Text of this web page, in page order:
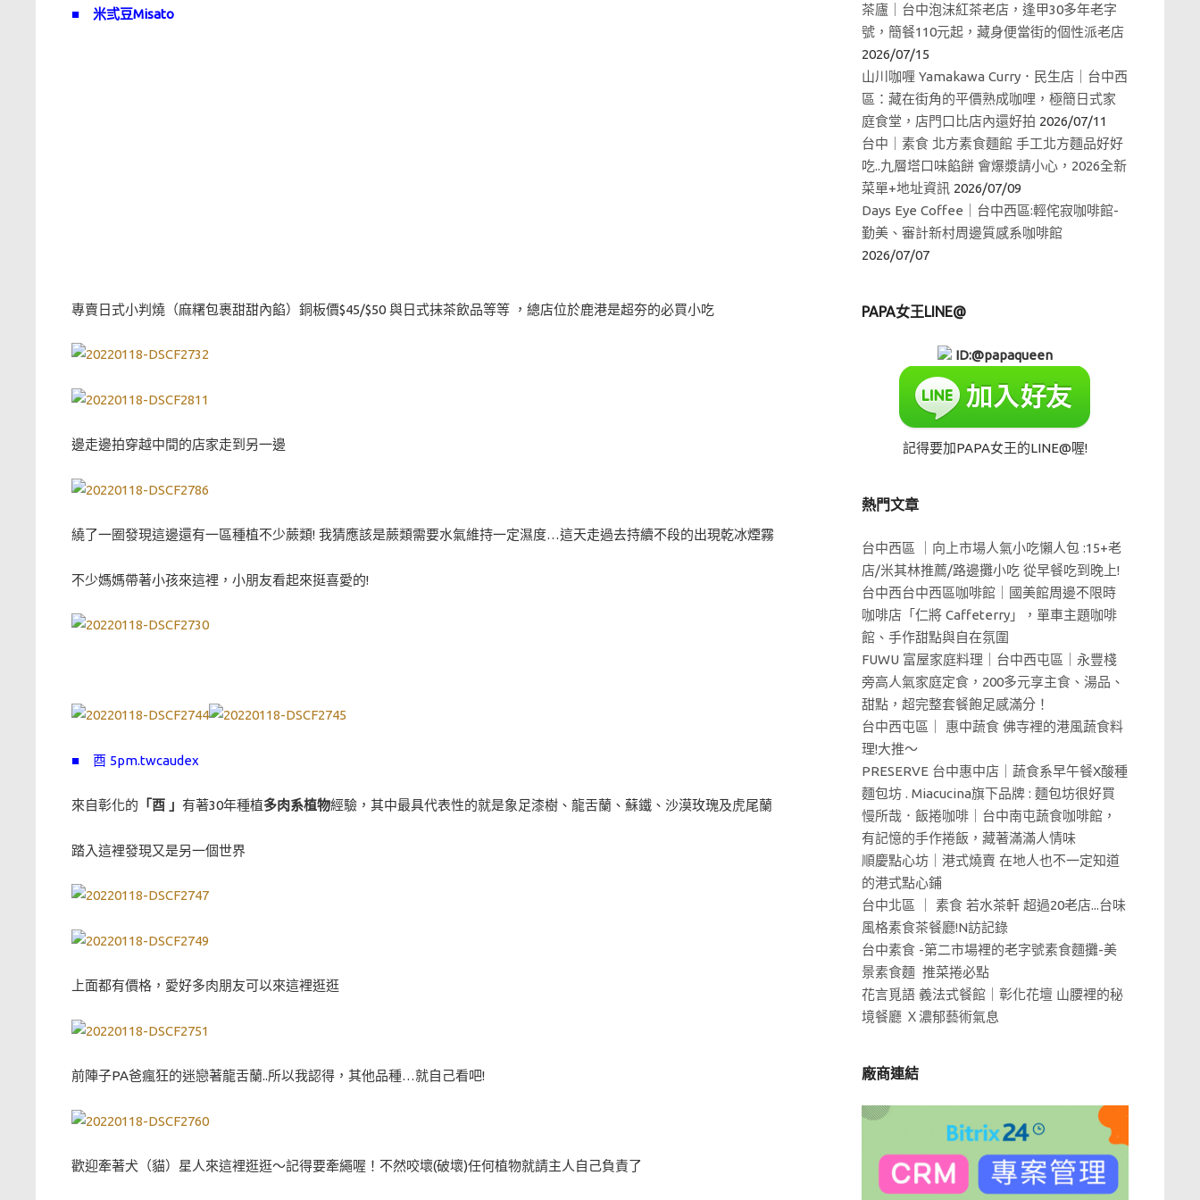
■ 米弎豆Misato
專賣日式小判燒（麻糬包裹甜甜內餡）銅板價$45/$50 與日式抹茶飲品等等 ，總店位於鹿港是超夯的必買小吃
邊走邊拍穿越中間的店家走到另一邊
繞了一圈發現這邊還有一區種植不少蕨類! 我猜應該是蕨類需要水氣維持一定濕度…這天走過去持續不段的出現乾冰煙霧
不少媽媽帶著小孩來這裡，小朋友看起來挺喜愛的!
■ 酉 5pm.twcaudex
來自彰化的 「酉 」 有著30年種植多肉系植物經驗，其中最具代表性的就是象足漆樹、龍舌蘭、蘇鐵、沙漠玫瑰及虎尾蘭
踏入這裡發現又是另一個世界
上面都有價格，愛好多肉朋友可以來這裡逛逛
前陣子PA爸瘋狂的迷戀著龍舌蘭..所以我認得，其他品種…就自己看吧!
歡迎牽著犬（貓）星人來這裡逛逛～記得要牽繩喔！不然咬壞(破壞)任何植物就請主人自己負責了
茶廬｜台中泡沫紅茶老店，逢甲30多年老字
號，簡餐110元起，藏身便當街的個性派老店
2026/07/15
山川咖喱 Yamakawa Curry．民生店｜台中西
區：藏在街角的平價熟成咖哩，極簡日式家
庭食堂，店門口比店內還好拍 2026/07/11
台中｜素食 北方素食麵館 手工北方麵品好好
吃..九層塔口味餡餅 會爆漿請小心，2026全新
菜單+地址資訊 2026/07/09
Days Eye Coffee｜台中西區:輕侘寂咖啡館-
勤美、審計新村周邊質感系咖啡館
2026/07/07
PAPA女王LINE@
ID:@papaqueen
記得要加PAPA女王的LINE@喔!
熱門文章
台中西區 ｜向上市場人氣小吃懶人包 :15+老
店/米其林推薦/路邊攤小吃 從早餐吃到晚上!
台中西台中西區咖啡館｜國美館周邊不限時
咖啡店「仁將 Caffeterry」，單車主題咖啡
館、手作甜點與自在氛圍
FUWU 富屋家庭料理｜台中西屯區｜永豐棧
旁高人氣家庭定食，200多元享主食、湯品、
甜點，超完整套餐飽足感滿分！
台中西屯區｜ 惠中蔬食 佛寺裡的港風蔬食料
理!大推～
PRESERVE 台中惠中店｜蔬食系早午餐X酸種
麵包坊 . Miacucina旗下品牌 : 麵包坊很好買
慢所哉．飯捲咖啡｜台中南屯蔬食咖啡館，
有記憶的手作捲飯，藏著滿滿人情味
順慶點心坊｜港式燒賣 在地人也不一定知道
的港式點心鋪
台中北區 ｜ 素食 若水茶軒 超過20老店...台味
風格素食茶餐廳!N訪記錄
台中素食 -第二市場裡的老字號素食麵攤-美
景素食麵 推菜捲必點
花言覓語 義法式餐館｜彰化花壇 山腰裡的秘
境餐廳 Ｘ濃郁藝術氣息
廠商連結